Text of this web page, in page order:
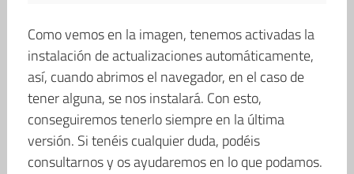
Como vemos en la imagen, tenemos activadas la
instalación de actualizaciones automáticamente,
así, cuando abrimos el navegador, en el caso de
tener alguna, se nos instalará. Con esto,
conseguiremos tenerlo siempre en la última
versión. Si tenéis cualquier duda, podéis
consultarnos y os ayudaremos en lo que podamos.